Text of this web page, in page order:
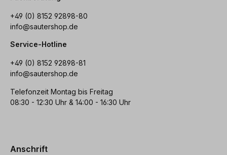
+49 (0) 8152 92898-80
info@sautershop.de
Service-Hotline
+49 (0) 8152 92898-81
info@sautershop.de
Telefonzeit Montag bis Freitag
08:30 - 12:30 Uhr & 14:00 - 16:30 Uhr
Anschrift